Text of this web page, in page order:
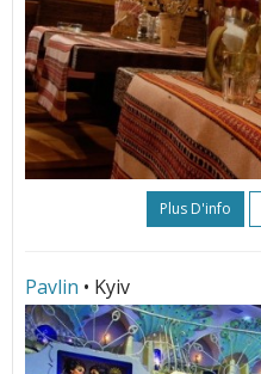
Plus D'info
Pavlin • Kyiv